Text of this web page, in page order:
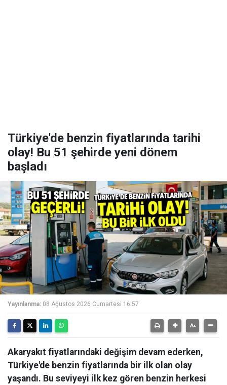
Türkiye'de benzin fiyatlarında tarihi
olay! Bu 51 şehirde yeni dönem
başladı
Yayınlanma: 08 Ağustos 2026 Cumartesi 16:57
Akaryakıt fiyatlarındaki değişim devam ederken,
Türkiye'de benzin fiyatlarında bir ilk olan olay
yaşandı. Bu seviyeyi ilk kez gören benzin herkesi